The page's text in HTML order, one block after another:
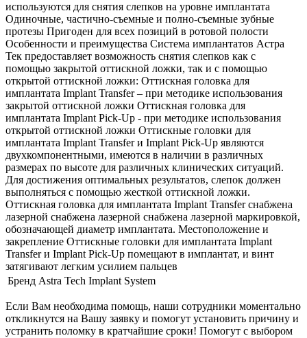
используются для снятия слепков на уровне имплантата
Одиночные, частично-съемные и полно-съемные зубные
протезы Пригоден для всех позиций в ротовой полости
Особенности и преимущества Система имплантатов Астра
Тек предоставляет возможность снятия слепков как с
помощью закрытой оттискной ложки, так и с помощью
открытой оттискной ложки: Оттискная головка для
имплантата Implant Transfer – при методике использования
закрытой оттискной ложки Оттискная головка для
имплантата Implant Pick-Up - при методике использования
открытой оттискной ложки Оттискные головки для
имплантата Implant Transfer и Implant Pick-Up являются
двухкомпонентными, имеются в наличии в различных
размерах по высоте для различных клинических ситуаций.
Для достижения оптимальных результатов, слепок должен
выполняться с помощью жесткой оттискной ложки.
Оттискная головка для имплантата Implant Transfer снабжена
лазерной снабжена лазерной снабжена лазерной маркировкой,
обозначающей диаметр имплантата. Местоположение и
закрепление Оттискные головки для имплантата Implant
Transfer и Implant Pick-Up помещают в имплантат, и винт
затягивают легким усилием пальцев
Бренд Astra Tech Implant System
Если Вам необходима помощь, наши сотрудники моментально
откликнутся на Вашу заявку и помогут установить причину и
устранить поломку в кратчайшие сроки! Помогут с выбором